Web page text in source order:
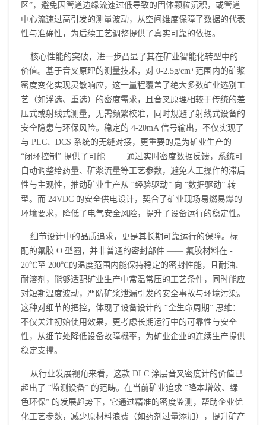
区”，避免因管道边缘流速过低导致的固体颗粒沉积，或管道
中心流速过高引发的测量波动，从空间维度保障了数据的代表
性与准确性，为后续工艺调整提供了真实可靠的依据。
核心性能的突破，进一步凸显了其在矿业智能化转型中的
价值。基于音叉原理的测量技术，对 0-2.5g/cm³ 范围内的矿浆
密度变化实现灵敏响应，这一量程覆盖了绝大多数矿业选别工
艺（如浮选、重选）的密度需求，且音叉原理相较于传统的差
压式或射线式测量，无需频繁校准，同时规避了射线式设备的
安全隐患与环保风险。稳定的 4-20mA 信号输出，不仅实现了
与 PLC、DCS 系统的无缝对接，更重要的是为矿业生产的
“闭环控制” 提供了可能 —— 通过实时密度数据反馈，系统可
自动调整给药量、矿浆流量等工艺参数，避免人工操作的滞后
性与主观性，推动矿业生产从 “经验驱动” 向 “数据驱动” 转
型。而 24VDC 的安全供电设计，契合了矿业现场易燃易爆的
环境要求，降低了电气安全风险，提升了设备运行的稳定性。
细节设计中的品质追求，更是其长期可靠运行的保障。标
配的氟胶 O 型圈，并非普通的密封部件 —— 氟胶材料在 -
20℃至 200℃的温度范围内能保持稳定的密封性能，且耐油、
耐溶剂，能够适配矿业生产中常温常压的工艺条件，同时能应
对短期温度波动，严防矿浆泄漏引发的安全事故与环境污染。
这种对细节的把控，体现了设备设计的 “全生命周期” 思维：
不仅关注初始使用效果，更考虑长期运行中的可靠性与安全
性，从细节处降低设备故障概率，为矿业企业的连续生产提供
稳定支撑。
从行业发展视角来看，这款 DLC 涂层音叉密度计的价值已
超出了 “监测设备” 的范畴。在当前矿业追求 “降本增效、绿
色环保” 的发展趋势下，它通过精准的密度监测，帮助企业优
化工艺参数，减少原材料浪费（如药剂过量添加），提升矿产